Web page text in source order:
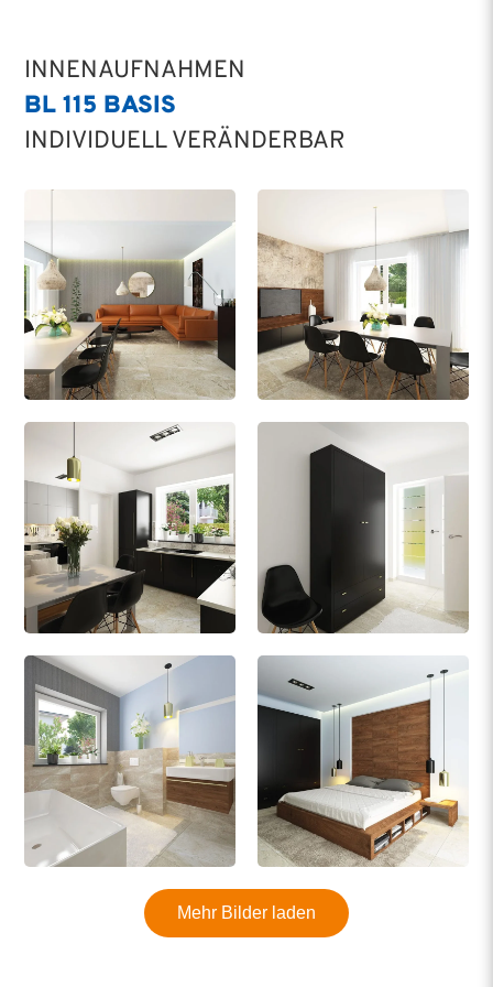
INNENAUFNAHMEN
BL 115 BASIS
INDIVIDUELL VERÄNDERBAR
Mehr Bilder laden